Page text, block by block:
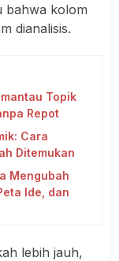
bahwa kolom
dianalisis.
Topik
Repot
Cara
Ditemukan
Mengubah
Ide, dan
lebih jauh,